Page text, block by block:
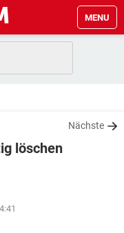
MENU
Nächste
löschen